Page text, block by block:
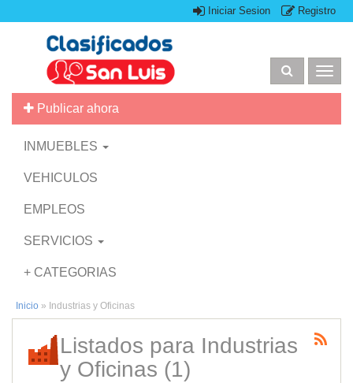
Iniciar Sesion Registro
Publicar ahora
INMUEBLES
VEHICULOS
EMPLEOS
SERVICIOS
+ CATEGORIAS
Inicio » Industrias y Oficinas
Listados para Industrias
y Oficinas (1)